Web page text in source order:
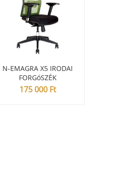
N-EMAGRA X5 IRODAI
FORGóSZÉK
175 000 Ft